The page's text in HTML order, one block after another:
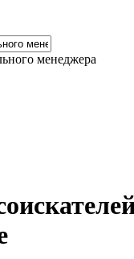
менеджера